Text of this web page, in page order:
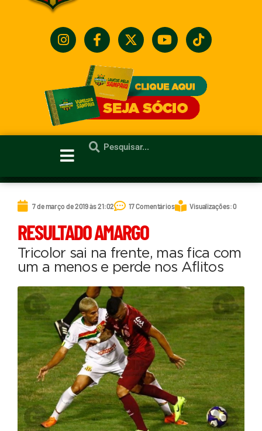
7 de março de 2019 às 21:02 17 Comentários Visualizações: 0
RESULTADO AMARGO
Tricolor sai na frente, mas fica com
um a menos e perde nos Aflitos